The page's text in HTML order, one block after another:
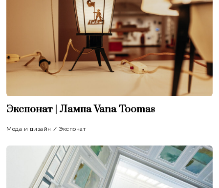
Экспонат | Лампа Vana Toomas
Мода и дизайн / Экспонат